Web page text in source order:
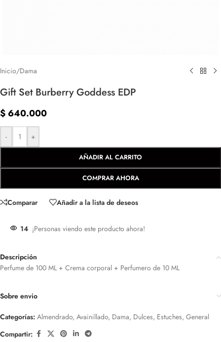
Inicio/Dama
Gift Set Burberry Goddess EDP
$ 640.000
- +
AÑADIR AL CARRITO
COMPRAR AHORA
Comparar Añadir a la lista de deseos
14 ¡Personas viendo este producto ahora!
Descripción
Perfume de 100 ML + Crema corporal + Perfumero de 10 ML
Sobre envio
Categorías: Almendrado, Avainillado, Dama, Dulces, Estuches, General
Compartir: